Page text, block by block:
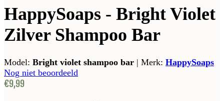
HappySoaps - Bright Violet
Zilver Shampoo Bar
Model: Bright violet shampoo bar | Merk: HappySoaps
Nog niet beoordeeld
€9,99